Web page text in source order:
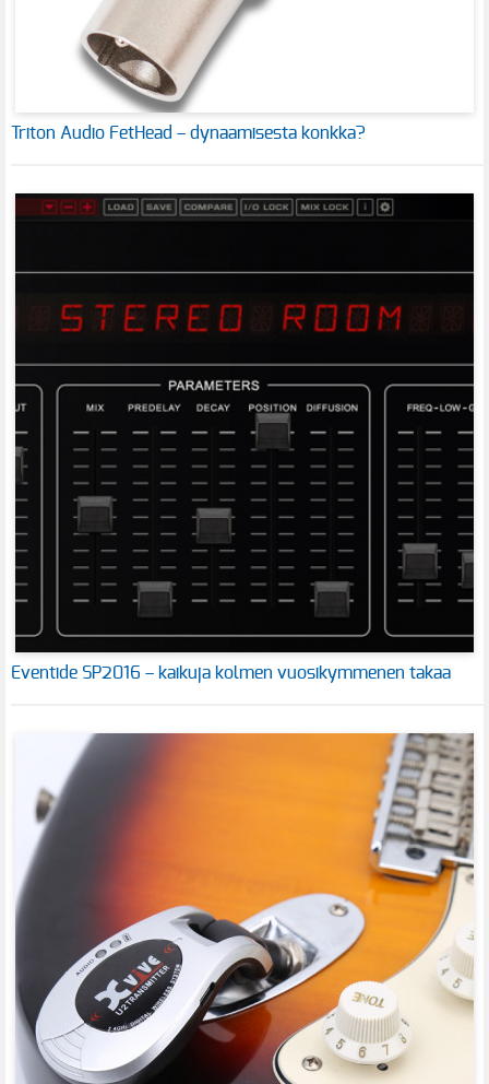
Triton Audio FetHead – dynaamisesta konkka?
Eventide SP2016 – kaikuja kolmen vuosikymmenen takaa